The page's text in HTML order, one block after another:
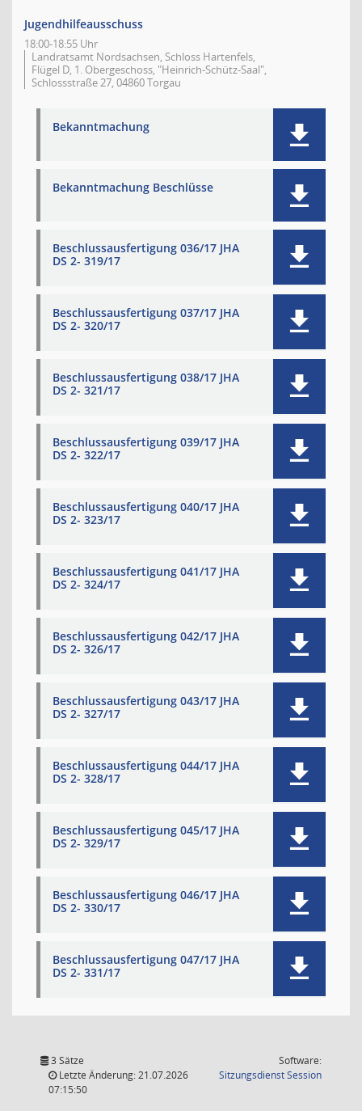
Jugendhilfeausschuss
18:00-18:55 Uhr
Landratsamt Nordsachsen, Schloss Hartenfels,
Flügel D, 1. Obergeschoss, "Heinrich-Schütz-Saal",
Schlossstraße 27, 04860 Torgau
Bekanntmachung
Bekanntmachung Beschlüsse
Beschlussausfertigung 036/17 JHA
DS 2- 319/17
Beschlussausfertigung 037/17 JHA
DS 2- 320/17
Beschlussausfertigung 038/17 JHA
DS 2- 321/17
Beschlussausfertigung 039/17 JHA
DS 2- 322/17
Beschlussausfertigung 040/17 JHA
DS 2- 323/17
Beschlussausfertigung 041/17 JHA
DS 2- 324/17
Beschlussausfertigung 042/17 JHA
DS 2- 326/17
Beschlussausfertigung 043/17 JHA
DS 2- 327/17
Beschlussausfertigung 044/17 JHA
DS 2- 328/17
Beschlussausfertigung 045/17 JHA
DS 2- 329/17
Beschlussausfertigung 046/17 JHA
DS 2- 330/17
Beschlussausfertigung 047/17 JHA
DS 2- 331/17
3 Sätze
Letzte Änderung: 21.07.2026
07:15:50
Software:
SitzungsdienstSession(Wird in